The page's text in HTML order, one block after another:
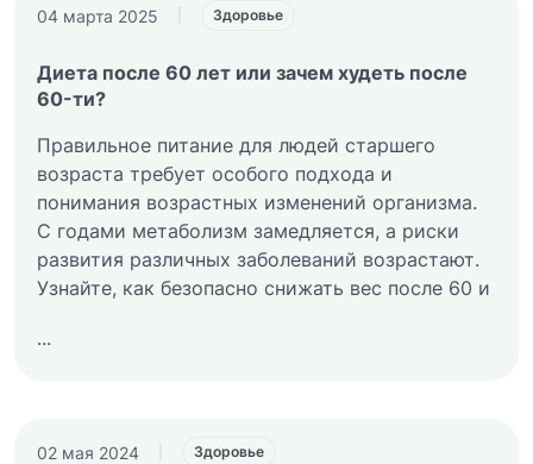
04 марта 2025 Здоровье
Диета после 60 лет или зачем худеть после
60-ти?
Правильное питание для людей старшего
возраста требует особого подхода и
понимания возрастных изменений организма.
С годами метаболизм замедляется, а риски
развития различных заболеваний возрастают.
Узнайте, как безопасно снижать вес после 60 и
...
02 мая 2024 Здоровье